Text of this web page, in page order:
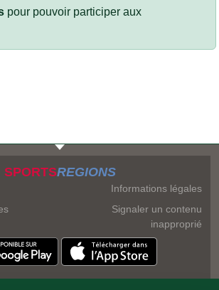
pour pouvoir participer aux
SPORTSREGIONS
Informations légales
Signaler un contenu
inapproprié